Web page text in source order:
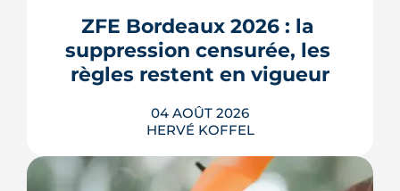
chantier Canopia, futur parc Descas :
voici où en est ce morceau de ville en
train de se recoudre.
LIRE L'ARTICLE
ZFE Bordeaux 2026 : la
suppression censurée, les
règles restent en vigueur
04 AOÛT 2026
HERVÉ KOFFEL